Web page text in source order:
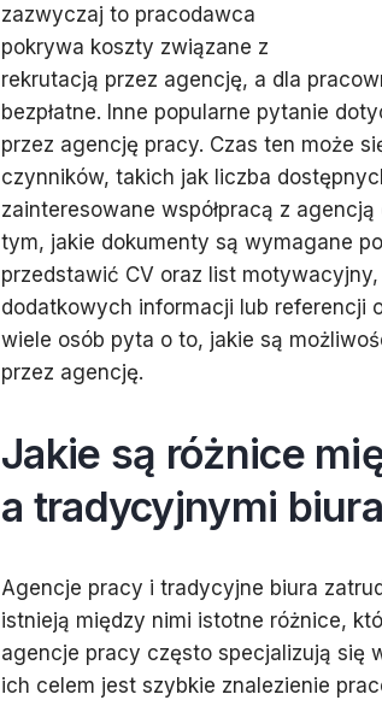
zazwyczaj to pracodawca
pokrywa koszty związane z
rekrutacją przez agencję, a dla
bezpłatne. Inne popularne pytanie
przez agencję pracy. Czas ten może
czynników, takich jak liczba
zainteresowane współpracą z
tym, jakie dokumenty są wymagane
przedstawić CV oraz list
dodatkowych informacji lub referencji
wiele osób pyta o to, jakie są
przez agencję.
Jakie są różnice
a tradycyjnymi
Agencje pracy i tradycyjne biura
istnieją między nimi istotne różnice,
agencje pracy często specjalizują się
ich celem jest szybkie znalezienie